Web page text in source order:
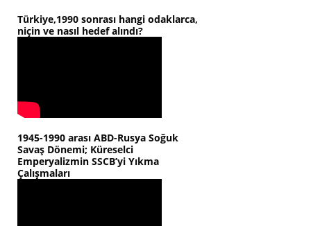
Türkiye,1990 sonrası hangi odaklarca,
niçin ve nasıl hedef alındı?
1945-1990 arası ABD-Rusya Soğuk
Savaş Dönemi; Küreselci
Emperyalizmin SSCB’yi Yıkma
Çalışmaları